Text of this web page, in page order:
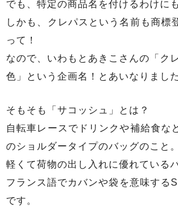
でも、特定の商品名を付けるわけに
しかも、クレパスという名前も商標
って！
なので、いわもとあきこさんの「ク
色」という企画名！とあいなりました
そもそも「サコッシュ」とは？
自転車レースでドリンクや補給食な
のショルダータイプのバッグのこと。
軽くて荷物の出し入れに優れている
フランス語でカバンや袋を意味する
です。